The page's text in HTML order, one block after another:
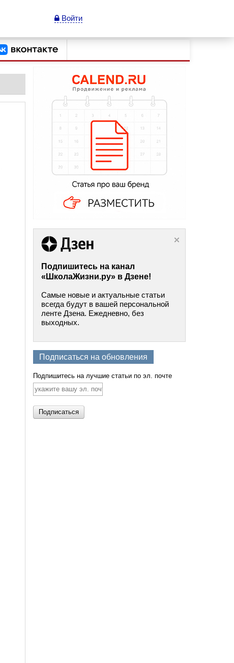
Войти
Подпишитесь на канал
«ШколаЖизни.ру» в Дзене!
Самые новые и актуальные статьи
всегда будут в вашей персональной
ленте Дзена. Ежедневно, без
выходных.
Подписаться на обновления
Подпишитесь на лучшие статьи по эл. почте